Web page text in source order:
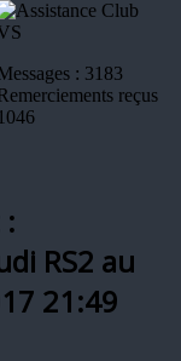
: 3183
reçus
1046
RS2 au
21:49